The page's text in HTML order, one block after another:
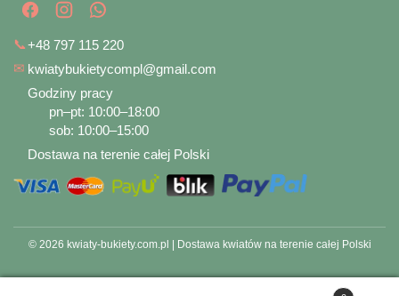
📞+48 797 115 220
✉ kwiatybukietycompl@gmail.com
Godziny pracy
pn–pt: 10:00–18:00
sob: 10:00–15:00
Dostawa na terenie całej Polski
© 2026 kwiaty-bukiety.com.pl | Dostawa kwiatów na terenie całej Polski